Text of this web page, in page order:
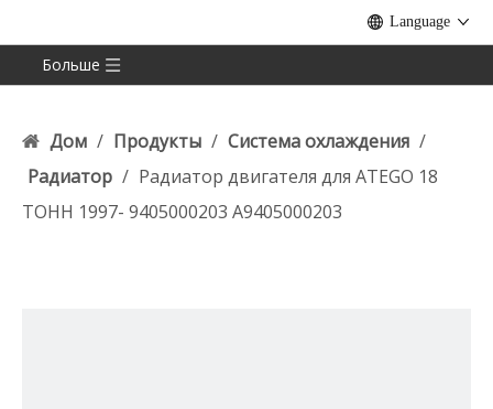
Language
Больше
Дом / Продукты / Система охлаждения /
Радиатор / Радиатор двигателя для ATEGO 18
ТОНН 1997- 9405000203 A9405000203